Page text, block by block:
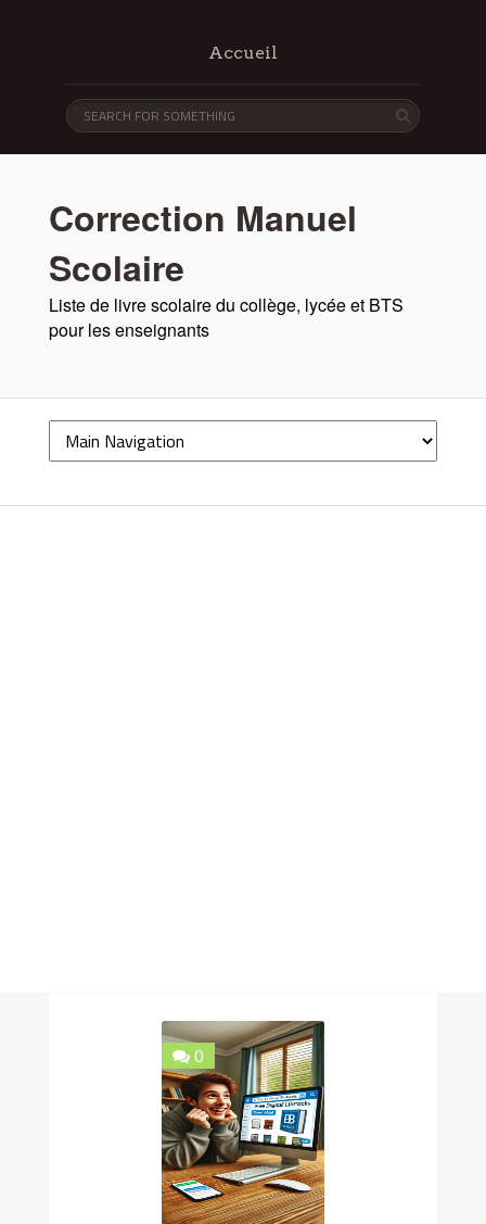
Accueil
Correction Manuel
Scolaire
Liste de livre scolaire du collège, lycée et BTS
pour les enseignants
0